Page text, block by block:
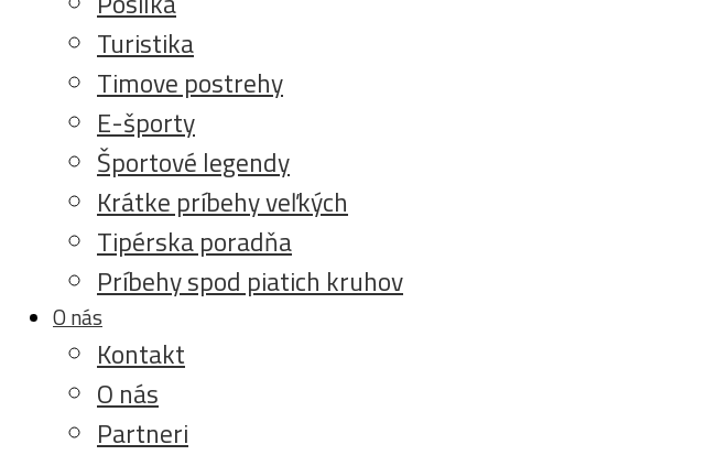
Turistika
Timove postrehy
E-športy
Športové legendy
Krátke príbehy veľkých
Tipérska poradňa
Príbehy spod piatich kruhov
O nás
Kontakt
O nás
Partneri